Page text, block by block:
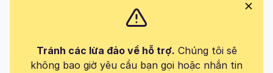
Tránh các lừa đảo về hỗ trợ. Chúng tôi sẽ
không bao giờ yêu cầu bạn gọi hoặc nhắn tin